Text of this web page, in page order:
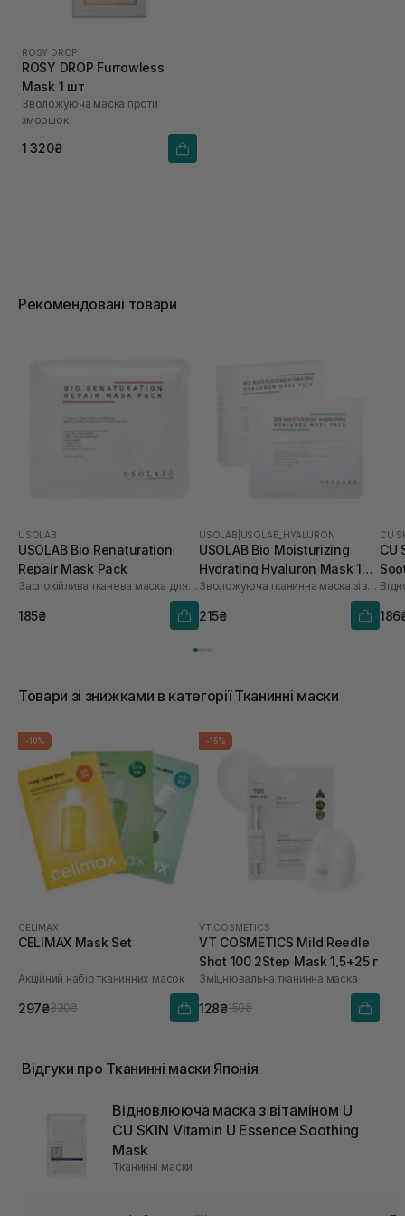
ROSY DROP
ROSY DROP Furrowless
Mask 1 шт
Зволожуюча маска проти
зморшок
1 320₴
Рекомендовані товари
USOLAB
USOLAB Bio Renaturation
Repair Mask Pack
Заспокійлива тканева маска для обличчя
185₴
USOLAB USOLAB_HYALURON
USOLAB Bio Moisturizing
Hydrating Hyaluron Mask 1
шт
Зволожуюча тканинна маска зі заспокійливою та антивіковою дією
215₴
CU
CU
Товари зі знижками в категорії Тканинні маски
-10%
CELIMAX
CELIMAX Mask Set
Акційний набір тканинних масок
297₴330₴
-15%
VT COSMETICS
VT COSMETICS Mild Reedle
Shot 100 2Step Mask 1,5+25 г
Зміцнювальна тканинна маска
128₴150₴
Відгуки про Тканинні маски Японія
Відновлююча маска з вітаміном U
CU SKIN Vitamin U Essence Soothing
Mask
Тканинні маски